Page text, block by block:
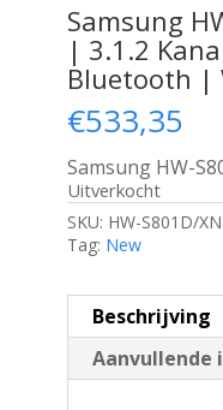
Samsung
| 3.1.2
Bluetooth |
€533,35
Samsung HW-
Uitverkocht
SKU: HW-S801D/XN
Tag: New
Beschrijving